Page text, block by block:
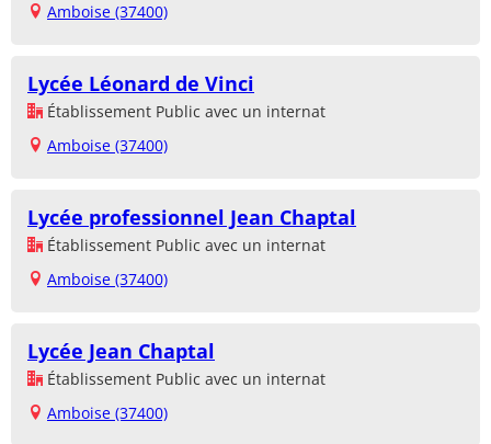
Amboise (37400)
Lycée Léonard de Vinci
Établissement Public avec un internat
Amboise (37400)
Lycée professionnel Jean Chaptal
Établissement Public avec un internat
Amboise (37400)
Lycée Jean Chaptal
Établissement Public avec un internat
Amboise (37400)